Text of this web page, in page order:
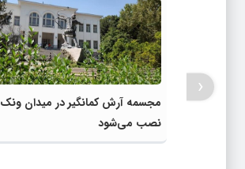
مجسمه آرش کمانگیر در میدان ونک
نصب می‌شود
‹